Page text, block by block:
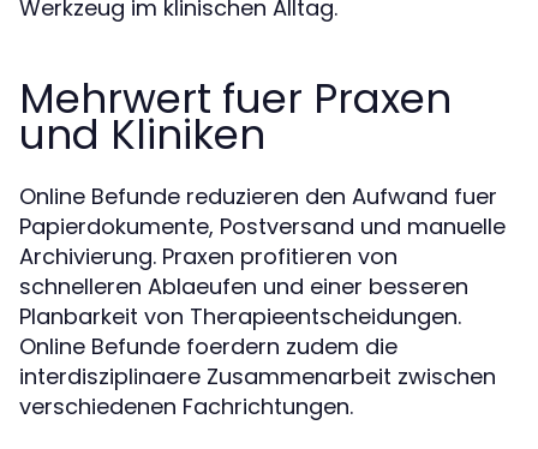
Werkzeug im klinischen Alltag.
Mehrwert fuer Praxen
und Kliniken
Online Befunde reduzieren den Aufwand fuer
Papierdokumente, Postversand und manuelle
Archivierung. Praxen profitieren von
schnelleren Ablaeufen und einer besseren
Planbarkeit von Therapieentscheidungen.
Online Befunde foerdern zudem die
interdisziplinaere Zusammenarbeit zwischen
verschiedenen Fachrichtungen.